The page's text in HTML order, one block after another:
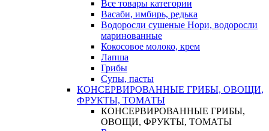
Все товары категории
Васаби, имбирь, редька
Водоросли сушеные Нори, водоросли
маринованные
Кокосовое молоко, крем
Лапша
Грибы
Супы, пасты
КОНСЕРВИРОВАННЫЕ ГРИБЫ, ОВОЩИ,
ФРУКТЫ, ТОМАТЫ
КОНСЕРВИРОВАННЫЕ ГРИБЫ,
ОВОЩИ, ФРУКТЫ, ТОМАТЫ